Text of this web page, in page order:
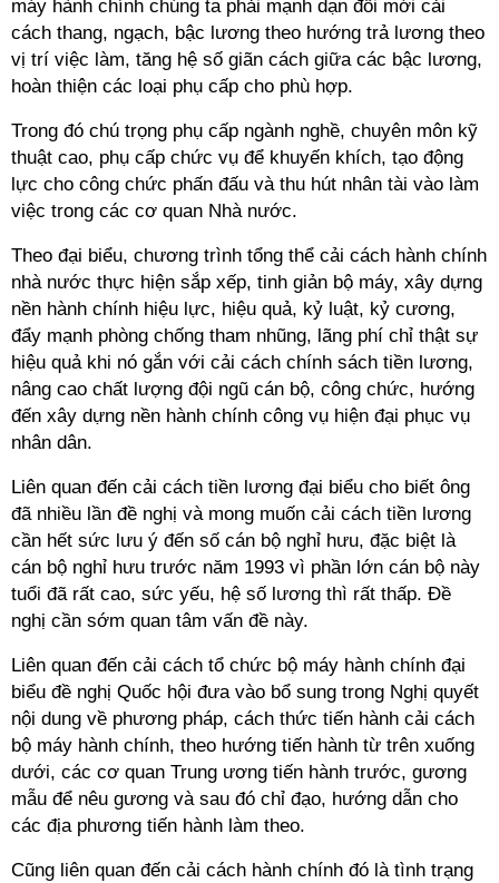
máy hành chính chúng ta phải mạnh dạn đổi mới cải
cách thang, ngạch, bậc lương theo hướng trả lương theo
vị trí việc làm, tăng hệ số giãn cách giữa các bậc lương,
hoàn thiện các loại phụ cấp cho phù hợp.
Trong đó chú trọng phụ cấp ngành nghề, chuyên môn kỹ
thuật cao, phụ cấp chức vụ để khuyến khích, tạo động
lực cho công chức phấn đấu và thu hút nhân tài vào làm
việc trong các cơ quan Nhà nước.
Theo đại biểu, chương trình tổng thể cải cách hành chính
nhà nước thực hiện sắp xếp, tinh giản bộ máy, xây dựng
nền hành chính hiệu lực, hiệu quả, kỷ luật, kỷ cương,
đẩy mạnh phòng chống tham nhũng, lãng phí chỉ thật sự
hiệu quả khi nó gắn với cải cách chính sách tiền lương,
nâng cao chất lượng đội ngũ cán bộ, công chức, hướng
đến xây dựng nền hành chính công vụ hiện đại phục vụ
nhân dân.
Liên quan đến cải cách tiền lương đại biểu cho biết ông
đã nhiều lần đề nghị và mong muốn cải cách tiền lương
cần hết sức lưu ý đến số cán bộ nghỉ hưu, đặc biệt là
cán bộ nghỉ hưu trước năm 1993 vì phần lớn cán bộ này
tuổi đã rất cao, sức yếu, hệ số lương thì rất thấp. Đề
nghị cần sớm quan tâm vấn đề này.
Liên quan đến cải cách tổ chức bộ máy hành chính đại
biểu đề nghị Quốc hội đưa vào bổ sung trong Nghị quyết
nội dung về phương pháp, cách thức tiến hành cải cách
bộ máy hành chính, theo hướng tiến hành từ trên xuống
dưới, các cơ quan Trung ương tiến hành trước, gương
mẫu để nêu gương và sau đó chỉ đạo, hướng dẫn cho
các địa phương tiến hành làm theo.
Cũng liên quan đến cải cách hành chính đó là tình trạng